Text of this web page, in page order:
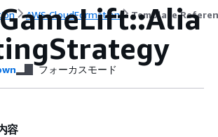
AWS CloudFormation Template
フォーカスモード
容